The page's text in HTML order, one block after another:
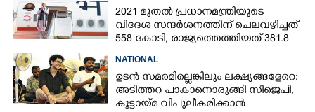
2021 മുതൽ പ്രധാനമന്ത്രിയുടെ
വിദേശ സന്ദർശനത്തിന് ചെലവഴിച്ചത്
558 കോടി, രാജ്യത്തെത്തിയത് 381.8
NATIONAL
ഉടൻ സമരമില്ലെങ്കിലും ലക്ഷ്യങ്ങളേറെ:
അടിത്തറ പാകാനൊരുങ്ങി സിജെപി,​
കൂട്ടായ്മ വിപുലീകരിക്കാൻ